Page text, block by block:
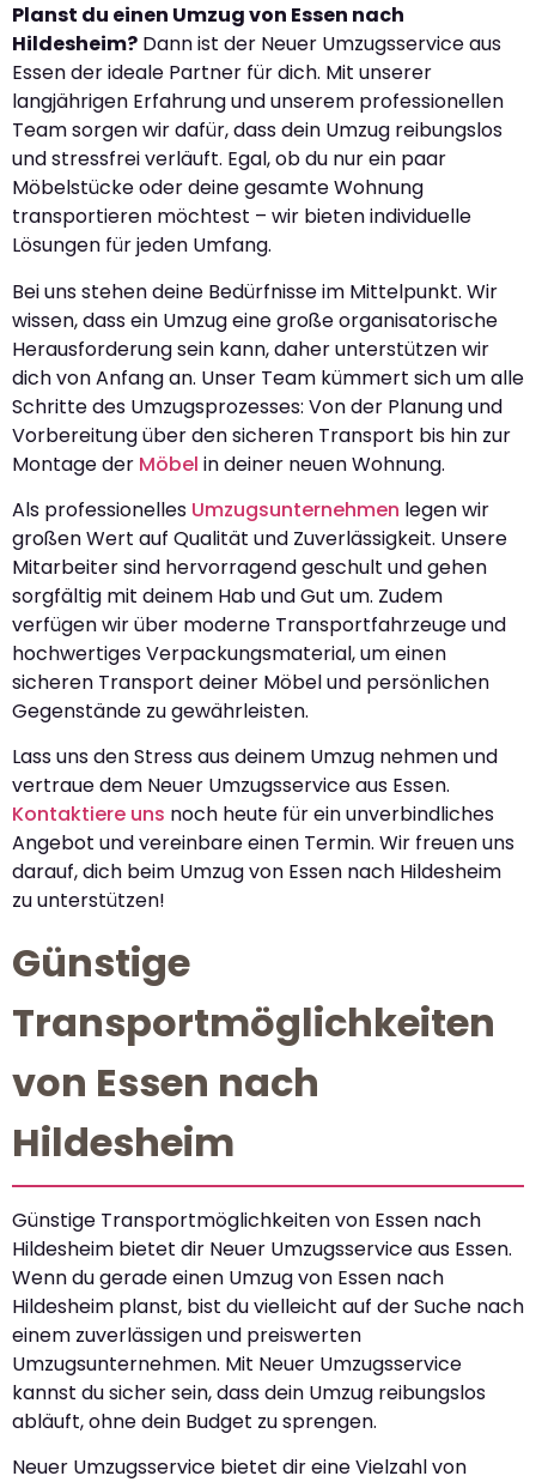
Planst du einen Umzug von Essen nach
Hildesheim? Dann ist der Neuer Umzugsservice aus
Essen der ideale Partner für dich. Mit unserer
langjährigen Erfahrung und unserem professionellen
Team sorgen wir dafür, dass dein Umzug reibungslos
und stressfrei verläuft. Egal, ob du nur ein paar
Möbelstücke oder deine gesamte Wohnung
transportieren möchtest – wir bieten individuelle
Lösungen für jeden Umfang.
Bei uns stehen deine Bedürfnisse im Mittelpunkt. Wir
wissen, dass ein Umzug eine große organisatorische
Herausforderung sein kann, daher unterstützen wir
dich von Anfang an. Unser Team kümmert sich um alle
Schritte des Umzugsprozesses: Von der Planung und
Vorbereitung über den sicheren Transport bis hin zur
Montage der Möbel in deiner neuen Wohnung.
Als professionelles Umzugsunternehmen legen wir
großen Wert auf Qualität und Zuverlässigkeit. Unsere
Mitarbeiter sind hervorragend geschult und gehen
sorgfältig mit deinem Hab und Gut um. Zudem
verfügen wir über moderne Transportfahrzeuge und
hochwertiges Verpackungsmaterial, um einen
sicheren Transport deiner Möbel und persönlichen
Gegenstände zu gewährleisten.
Lass uns den Stress aus deinem Umzug nehmen und
vertraue dem Neuer Umzugsservice aus Essen.
Kontaktiere uns noch heute für ein unverbindliches
Angebot und vereinbare einen Termin. Wir freuen uns
darauf, dich beim Umzug von Essen nach Hildesheim
zu unterstützen!
Günstige
Transportmöglichkeiten
von Essen nach
Hildesheim
Günstige Transportmöglichkeiten von Essen nach
Hildesheim bietet dir Neuer Umzugsservice aus Essen.
Wenn du gerade einen Umzug von Essen nach
Hildesheim planst, bist du vielleicht auf der Suche nach
einem zuverlässigen und preiswerten
Umzugsunternehmen. Mit Neuer Umzugsservice
kannst du sicher sein, dass dein Umzug reibungslos
abläuft, ohne dein Budget zu sprengen.
Neuer Umzugsservice bietet dir eine Vielzahl von